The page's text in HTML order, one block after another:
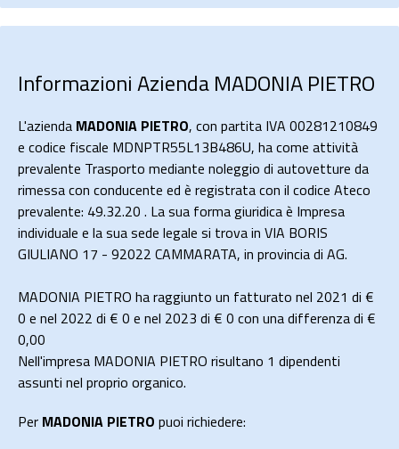
Informazioni Azienda MADONIA PIETRO
L'azienda MADONIA PIETRO, con partita IVA 00281210849
e codice fiscale MDNPTR55L13B486U, ha come attività
prevalente Trasporto mediante noleggio di autovetture da
rimessa con conducente ed è registrata con il codice Ateco
prevalente: 49.32.20 . La sua forma giuridica è Impresa
individuale e la sua sede legale si trova in VIA BORIS
GIULIANO 17 - 92022 CAMMARATA, in provincia di AG.
MADONIA PIETRO ha raggiunto un fatturato nel 2021 di €
0 e nel 2022 di € 0 e nel 2023 di € 0 con una differenza di €
0,00
Nell'impresa MADONIA PIETRO risultano 1 dipendenti
assunti nel proprio organico.
Per MADONIA PIETRO puoi richiedere: